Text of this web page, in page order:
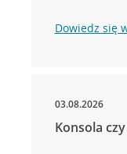
Dowiedz się
03.08.2026
Konsola